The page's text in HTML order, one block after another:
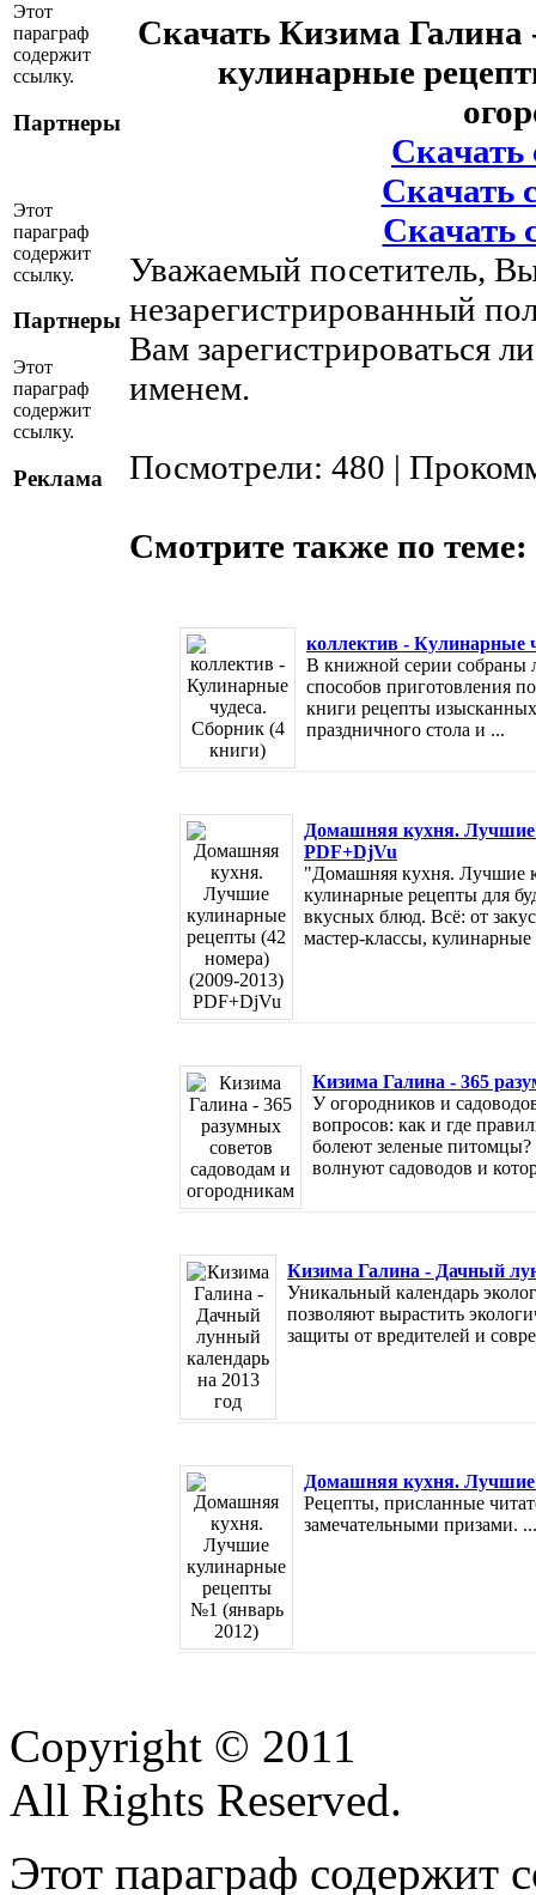
Этот
параграф
содержит
ссылку.
Партнеры
Этот
параграф
содержит
ссылку.
Партнеры
Этот
параграф
содержит
ссылку.
Реклама
Скачать Кизима
кулинарные
Скачать
Скачать
Скачать
Уважаемый посетитель,
незарегистрированный
Вам зарегистрироваться
именем.
Посмотрели: 480 |
Смотрите также по теме:
коллектив - Кулинарные
В книжной серии собраны
способов приготовления
книги рецепты
праздничного стола и ...
Домашняя кухня. Лучшие
PDF+DjVu
"Домашняя кухня. Лучшие
кулинарные рецепты для
вкусных блюд. Всё: от
мастер-классы, кулинарные
Кизима Галина - 365
У огородников и
вопросов: как и где
болеют зеленые питомцы?
волнуют садоводов и
Кизима Галина - Дачный
Уникальный календарь
позволяют вырастить
защиты от вредителей и
Домашняя кухня.
Рецепты, присланные
замечательными призами. ...
Copyright © 2011
All Rights Reserved.
Этот параграф содержит